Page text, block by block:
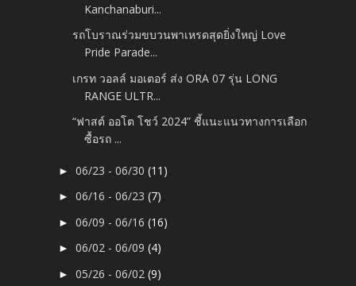
Kanchanaburi...
รถโบราณร่วมขบวนพาเหรดสุดยิ่งใหญ่ Love
Pride Parade...
เกรท วอลล์ มอเตอร์ ส่ง ORA 07 รุ่น LONG
RANGE ULTR...
“ฟาสต์ ออโต โชว์ 2024” ชี้แนะแนวทางการเลือก
ซื้อรถ ...
►06/23 - 06/30(11)
►06/16 - 06/23(7)
►06/09 - 06/16(16)
►06/02 - 06/09(4)
►05/26 - 06/02(9)